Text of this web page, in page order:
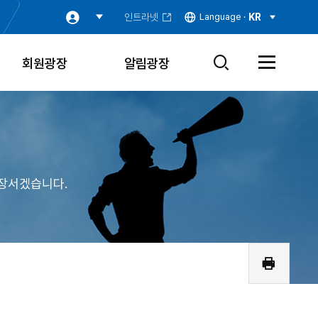
인트라넷 Language · KR
회원광장 알림광장
검
창
기
전
서겠습니다.
인
쇄